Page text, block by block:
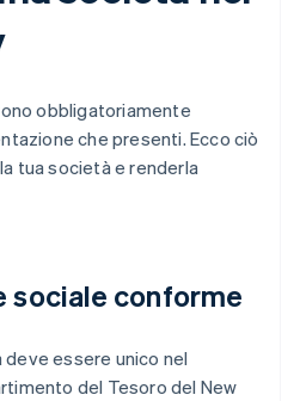
obbligatoriamente
che presenti. Ecco ciò
tua società e renderla
sociale conforme
essere unico nel
del Tesoro del New